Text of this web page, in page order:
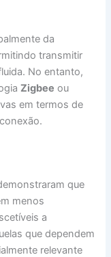
da
transmitir
No entanto,
Zigbee ou
em termos de
que
menos
a
que dependem
relevante